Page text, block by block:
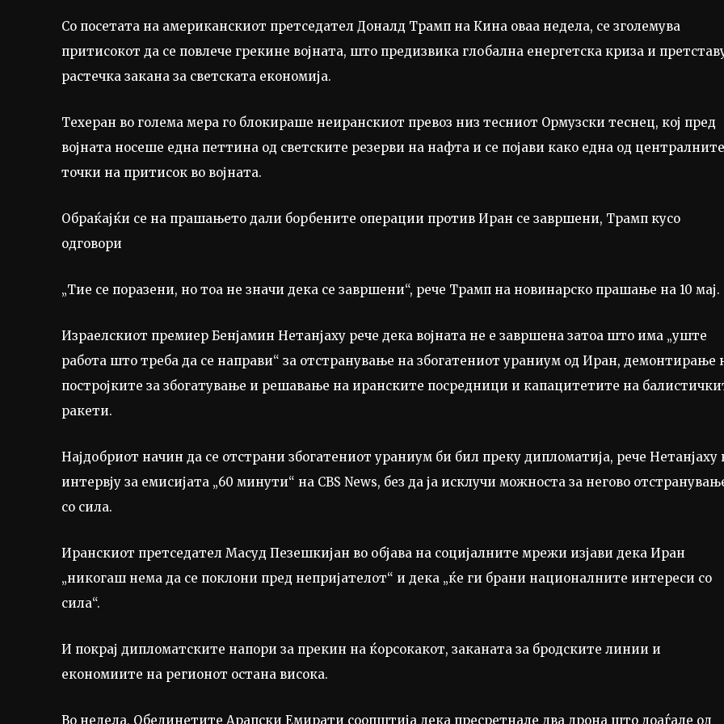
Со посетата на американскиот претседател Доналд Трамп на Кина оваа недела, се зголемува
притисокот да се повлече грекине војната, што предизвика глобална енергетска криза и
растечка закана за светската економија.
Техеран во голема мера го блокираше неиранскиот превоз низ тесниот Ормузски теснец, кој пред
војната носеше една петтина од светските резерви на нафта и се појави како една од централните
точки на притисок во војната.
Обраќајќи се на прашањето дали борбените операции против Иран се завршени, Трамп кусо
одговори
„Тие се поразени, но тоа не значи дека се завршени“, рече Трамп на новинарско прашање на 10 мај.
Израелскиот премиер Бенјамин Нетанјаху рече дека војната не е завршена затоа што има „уште
работа што треба да се направи“ за отстранување на збогатениот ураниум од Иран, демонтирање
постројките за збогатување и решавање на иранските посредници и капацитетите на
ракети.
Најдобриот начин да се отстрани збогатениот ураниум би бил преку дипломатија, рече Нетанјаху
интервју за емисијата „60 минути“ на CBS News, без да ја исклучи можноста за негово
со сила.
Иранскиот претседател Масуд Пезешкијан во објава на социјалните мрежи изјави дека Иран
„никогаш нема да се поклони пред непријателот“ и дека „ќе ги брани националните интереси со
сила“.
И покрај дипломатските напори за прекин на ќорсокакот, заканата за бродските линии и
економиите на регионот остана висока.
Во недела, Обединетите Арапски Емирати соопштија дека пресретнале два дрона што доаѓале од